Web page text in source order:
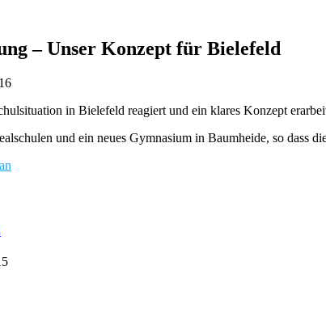
– Unser Konzept für Bielefeld
in Bielefeld reagiert und ein klares Konzept
und ein neues Gymnasium in Baumheide, so dass